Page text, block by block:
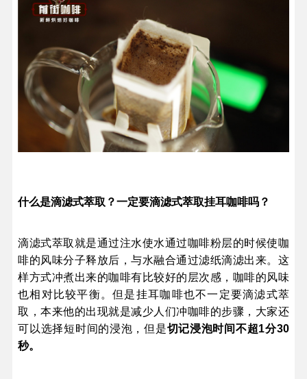
什么是滴滤式萃取？一定要滴滤式萃取挂耳咖啡吗？
滴滤式萃取就是通过注水使水通过咖啡粉层的时候使咖
啡的风味分子释放后，与水融合通过滤纸滴滤出来。这
样方式冲煮出来的咖啡有比较好的层次感，咖啡的风味
也相对比较平衡。但是挂耳咖啡也不一定要滴滤式萃
取，本来他的出现就是减少人们冲咖啡的步骤，大家还
可以选择短时间的浸泡，但是切记浸泡时间不超1分30
秒。